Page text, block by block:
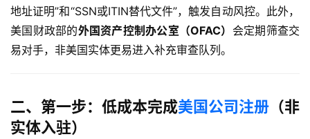
地址证明”和“SSN或ITIN替代文件”，触发自动风控。此外，
美国财政部的外国资产控制办公室（OFAC） 会定期筛查交
易对手，非美国实体更易进入补充审查队列。
二、第一步：低成本完成美国公司注册 （非
实体入驻）